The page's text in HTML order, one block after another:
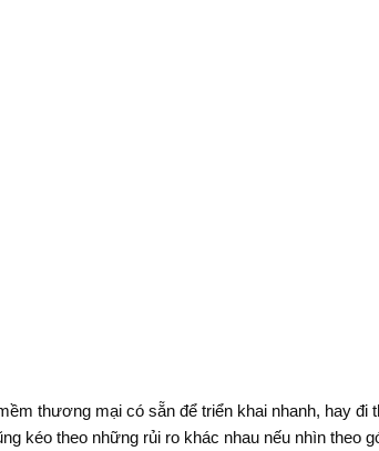
thương mại có sẵn để triển khai nhanh, hay đi
kéo theo những rủi ro khác nhau nếu nhìn theo